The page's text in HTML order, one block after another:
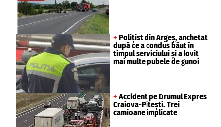
+ Polițist din Argeș, anchetat
după ce a condus băut în
timpul serviciului și a lovit
mai multe pubele de gunoi
+ Accident pe Drumul Expres
Craiova-Pitești. Trei
camioane implicate